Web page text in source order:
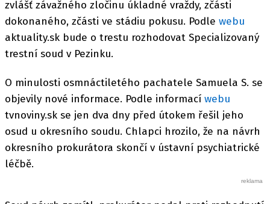
zvlášť závažného zločinu úkladné vraždy, zčásti
dokonaného, zčásti ve stádiu pokusu. Podle webu
aktuality.sk bude o trestu rozhodovat Specializovaný
trestní soud v Pezinku.
O minulosti osmnáctiletého pachatele Samuela S. se
objevily nové informace. Podle informací webu
tvnoviny.sk se jen dva dny před útokem řešil jeho
osud u okresního soudu. Chlapci hrozilo, že na návrh
okresního prokurátora skončí v ústavní psychiatrické
léčbě.